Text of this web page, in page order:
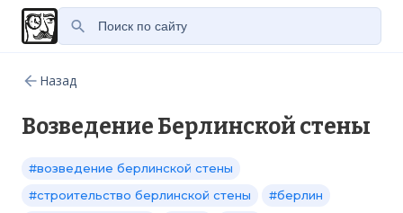
Назад
Возведение Берлинской стены
#возведение берлинской стены
#строительство берлинской стены
#берлин